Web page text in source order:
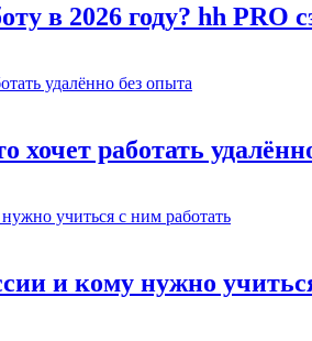
в 2026 году? hh
хочет работать
и кому нужно